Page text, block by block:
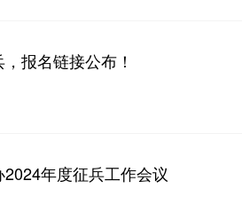
报名链接公布！
年度征兵工作会议